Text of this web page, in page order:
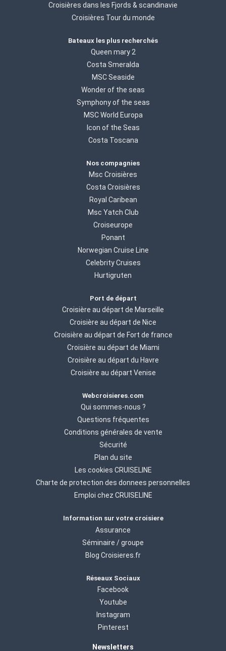
Croisières dans les Fjords & scandinavie
Croisières Tour du monde
Bateaux les plus recherchés
Queen mary 2
Costa Smeralda
MSC Seaside
Wonder of the seas
Symphony of the seas
MSC World Europa
Icon of the Seas
Costa Toscana
Nos compagnies
Msc Croisières
Costa Croisières
Royal Caribean
Msc Yatch Club
Croiseurope
Ponant
Norwegian Cruise Line
Celebrity Cruises
Hurtigruten
Port de départ
Croisière au départ de Marseille
Croisière au départ de Nice
Croisière au départ de Fort de france
Croisière au départ de Miami
Croisière au départ du Havre
Croisière au départ Venise
Webcroisieres.com
Qui sommes-nous ?
Questions fréquentes
Conditions générales de vente
Sécurité
Plan du site
Les cookies CRUISELINE
Charte de protection des donnees personnelles
Emploi chez CRUISELINE
Information sur votre croisiere
Assurance
Séminaire / groupe
Blog Croisieres.fr
Réseaux Sociaux
Facebook
Youtube
Instagram
Pinterest
Newsletters